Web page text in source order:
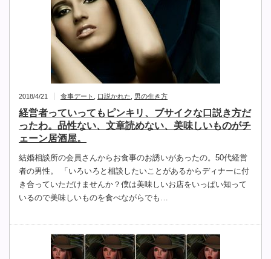
2018/4/21 食事デート 口説かれた 男の生き方
経営者っていってもピンキリ、ブサイクな口説き方だ
ったわ。品性ない、文章読めない、美味しいものがチ
ェーン居酒屋。
結婚相談所の会員さんからお食事のお誘いがあったの。50代経営
者の男性。 「いろいろと相談したいことがあるからディナーに付
き合っていただけませんか？僕は美味しいお店をいっぱい知って
いるので美味しいものを食べながらでも…